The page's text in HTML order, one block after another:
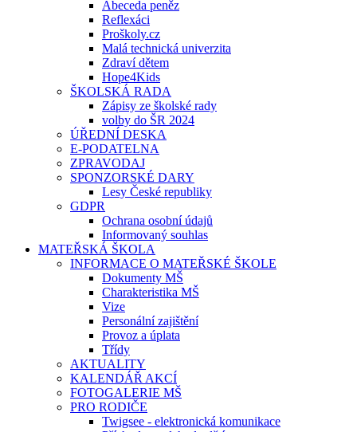
Abeceda peněz
Reflexáci
Proškoly.cz
Malá technická univerzita
Zdraví dětem
Hope4Kids
ŠKOLSKÁ RADA
Zápisy ze školské rady
volby do ŠR 2024
ÚŘEDNÍ DESKA
E-PODATELNA
ZPRAVODAJ
SPONZORSKÉ DARY
Lesy České republiky
GDPR
Ochrana osobní údajů
Informovaný souhlas
MATEŘSKÁ ŠKOLA
INFORMACE O MATEŘSKÉ ŠKOLE
Dokumenty MŠ
Charakteristika MŠ
Vize
Personální zajištění
Provoz a úplata
Třídy
AKTUALITY
KALENDÁŘ AKCÍ
FOTOGALERIE MŠ
PRO RODIČE
Twigsee - elektronická komunikace